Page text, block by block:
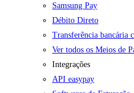
Samsung Pay
Débito Direto
Transferência bancária
Ver todos os Meios de
Integrações
API easypay